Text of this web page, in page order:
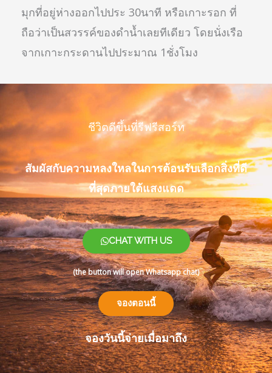
มุกที่อยู่ห่างออกไปประ 30นาที หรือเกาะรอก ที่
ถือว่าเป็นสวรรค์ของดำน้ำเลยทีเดียว โดยนั่งเรือ
จากเกาะกระดานไปประมาณ 1ชั่งโมง
ชีวิตดีขึ้นที่รีฟรีสอร์ท
สัมผัสกับความหลงใหลในการต้อนรับเลือกสิ่งที่ดี
ที่สุดภายใต้แสงแดด
CHAT WITH US
(the button will open Whatsapp chat)
จองตอนนี้
จองวันนี้จ่ายเมื่อมาถึง